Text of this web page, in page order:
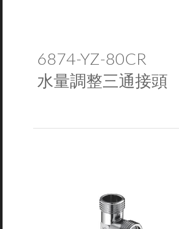
6874-YZ-80CR
水量調整三通接頭